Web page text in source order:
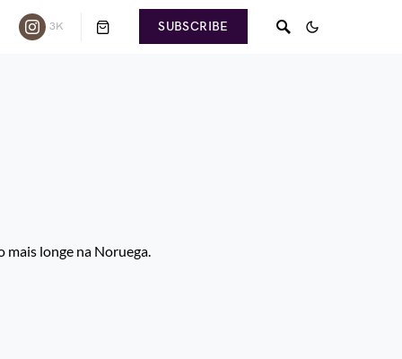
3K SUBSCRIBE
mais longe na Noruega.